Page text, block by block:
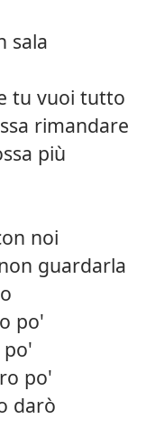
sala
tu vuoi tutto
rimandare
più
noi
guardarla
po'
po'
po'
darò